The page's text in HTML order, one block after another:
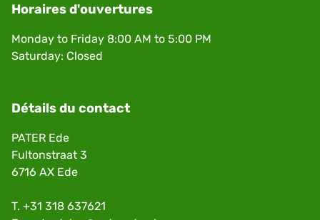
Horaires d'ouvertures
Monday to Friday 8:00 AM to 5:00 PM
Saturday: Closed
Détails du contact
PATER Ede
Fultonstraat 3
6716 AX Ede
T. +31 318 637621